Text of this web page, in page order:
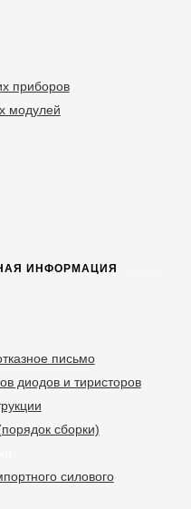
приборов
модулей
ИНФОРМАЦИЯ
письмо
диодов и тиристоров
сборки)
силового